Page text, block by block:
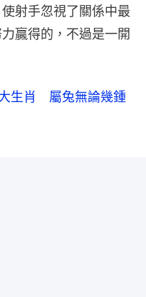
射手忽視了關係中最
贏得的，不過是一開
生肖 屬兔無論幾鍾